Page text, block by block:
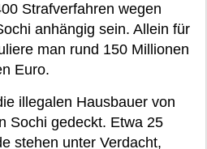
Strafverfahren wegen
anhängig sein. Allein für
man rund 150 Millionen
Euro.
illegalen Hausbauer von
Sochi gedeckt. Etwa 25
stehen unter Verdacht,